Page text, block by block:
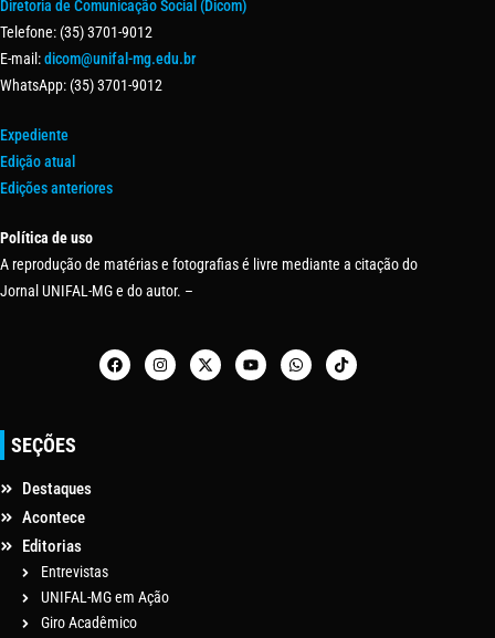
Diretoria de Comunicação Social (Dicom)
Telefone: (35) 3701-9012
E-mail:dicom@unifal-mg.edu.br
WhatsApp: (35) 3701-9012
Expediente
Edição atual
Edições anteriores
Política de uso
A reprodução de matérias e fotografias é livre mediante a citação do
Jornal UNIFAL-MG e do autor. –
SEÇÕES
Destaques
Acontece
Editorias
Entrevistas
UNIFAL-MG em Ação
Giro Acadêmico